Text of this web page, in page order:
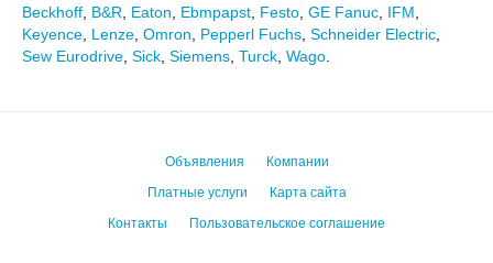
Beckhoff B&R Eaton Ebmpapst Festo GE Fanuc IFM
Keyence Lenze Omron Pepperl Fuchs Schneider Electric
Sew Eurodrive Sick Siemens Turck Wago
Объявления
Компании
Платные услуги
Карта сайта
Контакты
Пользовательское соглашение